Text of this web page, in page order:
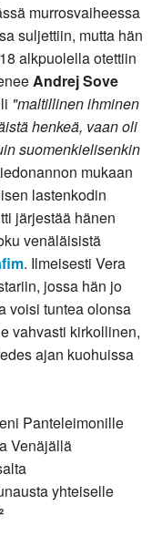
murrosvaiheessa
suljettiin, mutta hän
alkpuolella otettiin
Andrej Sove
"maltillinen ihminen
henkeä, vaan oli
suomenkielisenkin
mukaan
lastenkodin
järjestää hänen
venäläisistä
. Ilmeisesti Vera
jossa hän jo
voisi tuntea olonsa
vahvasti kirkollinen,
ajan kuohuissa
Panteleimonille
Venäjällä
yhteiselle
²